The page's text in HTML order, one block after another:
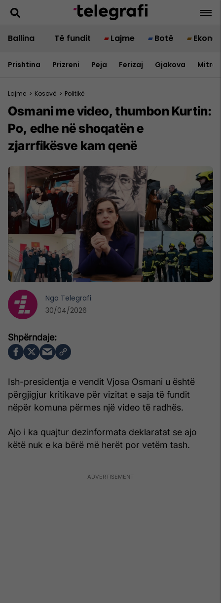
Ballina Të fundit Lajme Botë
Prishtina Prizreni Peja Ferizaj Gjakova
Lajme > Kosovë > Politikë
Osmani me video, thumbon Kurtin:
Po, edhe në shoqatën e
zjarrfikësve kam qenë
Ish-presidentja e vendit Vjosa Osmani u është
përgjigjur kritikave për vizitat e saja të fundit
nëpër komuna përmes një video të radhës.
Ajo i ka quajtur dezinformata deklaratat se ajo
këtë nuk e ka bërë më herët por vetëm tash.
Nga Telegrafi
30/04/2026